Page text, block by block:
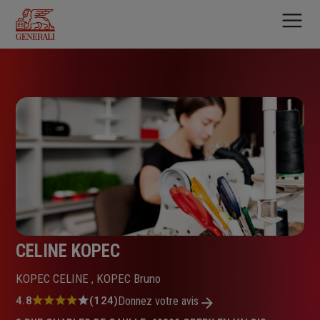
contenu
principal
CELINE KOPEC
KOPEC CELINE , KOPEC Bruno
Note
4.8 (124)Donnez votre avis